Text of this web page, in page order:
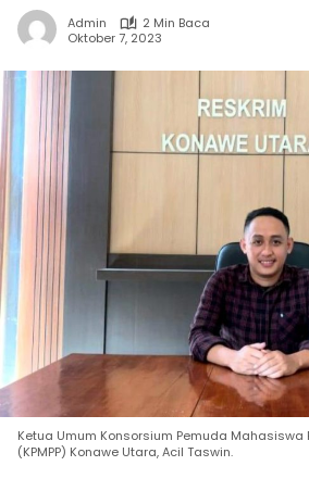
Admin
2 Min Baca
Oktober 7, 2023
Ketua Umum Konsorsium Pemuda
(KPMPP) Konawe Utara, Acil Taswin.